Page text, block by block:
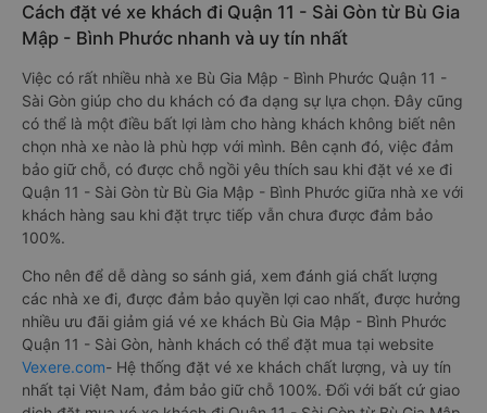
Cách đặt vé xe khách đi Quận 11 - Sài Gòn từ Bù Gia
Mập - Bình Phước nhanh và uy tín nhất
Việc có rất nhiều nhà xe Bù Gia Mập - Bình Phước Quận 11 -
Sài Gòn giúp cho du khách có đa dạng sự lựa chọn. Đây cũng
có thể là một điều bất lợi làm cho hàng khách không biết nên
chọn nhà xe nào là phù hợp với mình. Bên cạnh đó, việc đảm
bảo giữ chỗ, có được chỗ ngồi yêu thích sau khi đặt vé xe đi
Quận 11 - Sài Gòn từ Bù Gia Mập - Bình Phước giữa nhà xe với
khách hàng sau khi đặt trực tiếp vẫn chưa được đảm bảo
100%.
Cho nên để dễ dàng so sánh giá, xem đánh giá chất lượng
các nhà xe đi, được đảm bảo quyền lợi cao nhất, được hưởng
nhiều ưu đãi giảm giá vé xe khách Bù Gia Mập - Bình Phước
Quận 11 - Sài Gòn, hành khách có thể đặt mua tại website
Vexere.com- Hệ thống đặt vé xe khách chất lượng, và uy tín
nhất tại Việt Nam, đảm bảo giữ chỗ 100%. Đối với bất cứ giao